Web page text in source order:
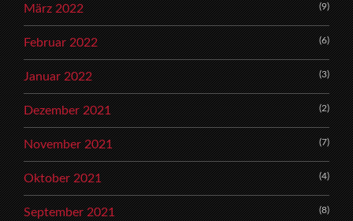
März 2022 (9)
Februar 2022 (6)
Januar 2022 (3)
Dezember 2021 (2)
November 2021 (7)
Oktober 2021 (4)
September 2021 (8)